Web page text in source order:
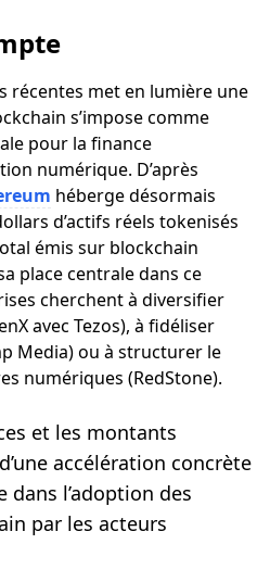
récentes met en lumière une
s’impose comme
pour la finance
numérique. D’après
héberge désormais
d’actifs réels tokenisés
émis sur blockchain
place centrale dans ce
cherchent à diversifier
avec Tezos), à fidéliser
Media) ou à structurer le
numériques (RedStone).
et les montants
accélération concrète
l’adoption des
par les acteurs